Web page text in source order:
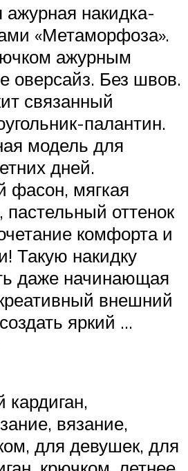
накидка-
«Метаморфоза».
ажурным
оверсайз. Без швов.
связанный
палантин.
модель для
дней.
фасон, мягкая
оттенок
комфорта и
Такую накидку
даже начинающая
внешний
яркий …
вязание,
для девушек, для